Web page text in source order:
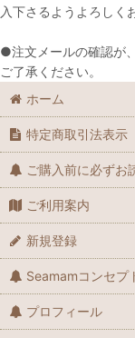
入下さるようよろしく
●注文メールの確認が
ご了承ください。
ホーム
特定商取引法表示
ご購入前に必ずお
ご利用案内
新規登録
Seamamコンセプ
プロフィール